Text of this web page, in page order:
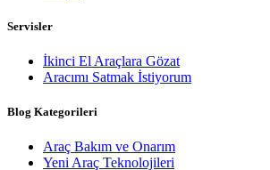
Servisler
İkinci El Araçlara Gözat
Aracımı Satmak İstiyorum
Blog Kategorileri
Araç Bakım ve Onarım
Yeni Araç Teknolojileri